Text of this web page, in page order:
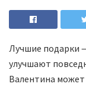
Лучшие подарки
улучшают
Валентина